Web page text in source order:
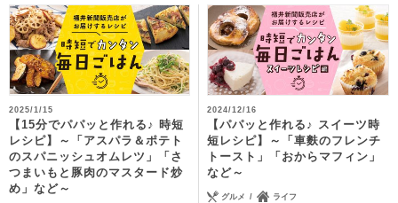
2025/1/15
【15分でパパッと作れる♪ 時短
レシピ】～「アスパラ＆ポテト
のスパニッシュオムレツ」「さ
つまいもと豚肉のマスタード炒
め」など～
2024/12/16
【パパッと作れる♪ スイーツ時
短レシピ】～「車麩のフレンチ
トースト」「おからマフィン」
など～
グルメ ライフ